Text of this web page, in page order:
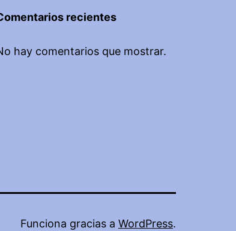
recientes
hay comentarios que mostrar.
Funciona gracias a WordPress.